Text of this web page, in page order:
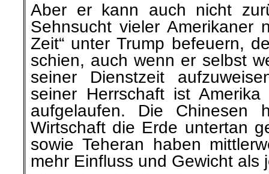
Aber er kann auch nicht
Sehnsucht vieler Amerikaner
Zeit“ unter Trump befeuern,
schien, auch wenn er selbst
seiner Dienstzeit
seiner Herrschaft ist
aufgelaufen. Die Chinesen
Wirtschaft die Erde untertan
sowie Teheran haben
mehr Einfluss und Gewicht als